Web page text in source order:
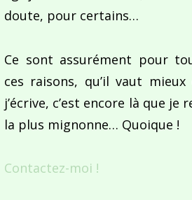
doute, pour certains…
Ce sont assurément pour
ces raisons, qu’il vaut mieux
j’écrive, c’est encore là que je
la plus mignonne… Quoique !
Contactez-moi !